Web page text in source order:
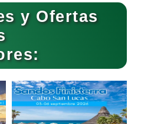
y Ofertas